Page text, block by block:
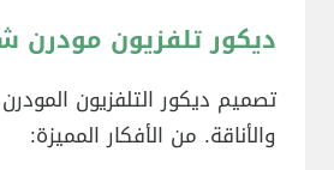
ديكور تلفزيون مودرن
تصميم ديكور التلفزيون
والأناقة. من الأفكار المميزة: